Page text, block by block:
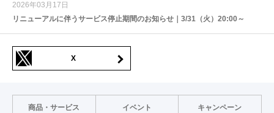
2026年03月17日
リニューアルに伴うサービス停止期間のお知らせ｜3/31（火）20:00～
X
商品・サービス イベント キャンペーン